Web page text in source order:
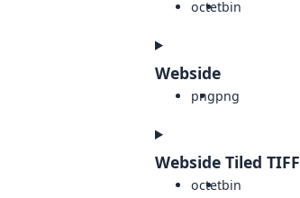
octetbin
Webside
pngpng
Webside Tiled TIFF
octetbin